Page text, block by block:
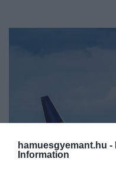
hamuesgyemant.hu -
Information